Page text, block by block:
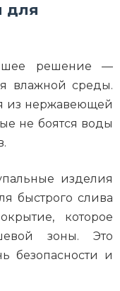
для
решение —
влажной среды.
из нержавеющей
не боятся воды
изделия
быстрого слива
которое
зоны. Это
безопасности и